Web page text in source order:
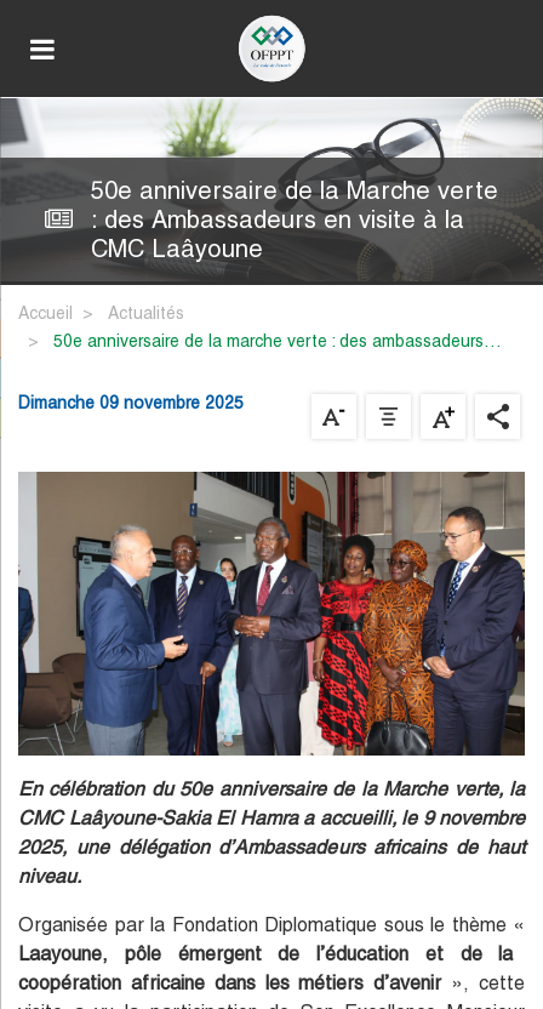
50e anniversaire de la Marche verte
: des Ambassadeurs en visite à la
CMC Laâyoune
Accueil
Actualités
50e anniversaire de la marche verte : des ambassadeurs…
Dimanche 09 novembre 2025
En célébration du 50e anniversaire de la Marche verte, la
CMC Laâyoune-Sakia El Hamra a accueilli, le 9 novembre
2025, une délégation d’Ambassadeurs africains de haut
niveau.
Organisée par la Fondation Diplomatique sous le thème «
Laayoune, pôle émergent de l’éducation et de la
coopération africaine dans les métiers d’avenir », cette